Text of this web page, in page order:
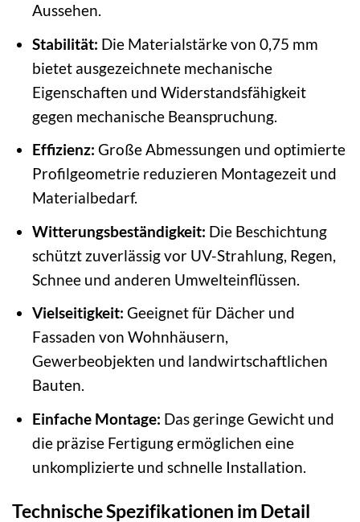
Aussehen.
Stabilität: Die Materialstärke von 0,75 mm
bietet ausgezeichnete mechanische
Eigenschaften und Widerstandsfähigkeit
gegen mechanische Beanspruchung.
Effizienz: Große Abmessungen und optimierte
Profilgeometrie reduzieren Montagezeit und
Materialbedarf.
Witterungsbeständigkeit: Die Beschichtung
schützt zuverlässig vor UV-Strahlung, Regen,
Schnee und anderen Umwelteinflüssen.
Vielseitigkeit: Geeignet für Dächer und
Fassaden von Wohnhäusern,
Gewerbeobjekten und landwirtschaftlichen
Bauten.
Einfache Montage: Das geringe Gewicht und
die präzise Fertigung ermöglichen eine
unkomplizierte und schnelle Installation.
Technische Spezifikationen im Detail